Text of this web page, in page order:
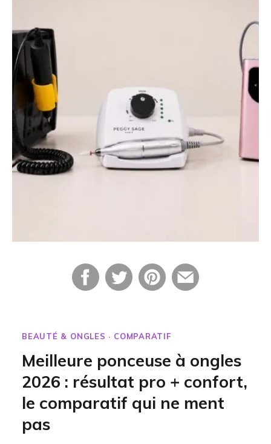
BEAUTÉ & ONGLES · COMPARATIF
Meilleure ponceuse à ongles
2026 : résultat pro + confort,
le comparatif qui ne ment
pas